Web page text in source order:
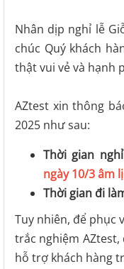
Nhân dịp nghỉ lễ
chúc Quý khách
thật vui vẻ và hạnh
AZtest xin thông
2025 như sau:
Thời gian
ngày 10/3 âm
Thời gian đi
Tuy nhiên, để phục
trắc nghiệm
hỗ trợ khách hàng